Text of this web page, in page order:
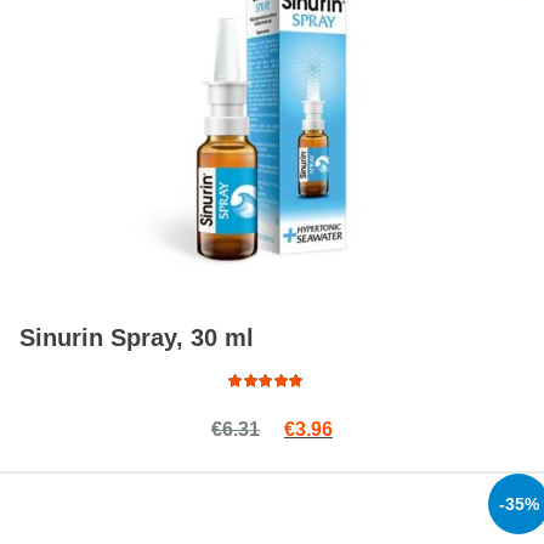
Sinurin Spray, 30 ml
4.88
out
€6.31 Original price was: €6.31.
€3.96Current price is: €3.96.
-35%